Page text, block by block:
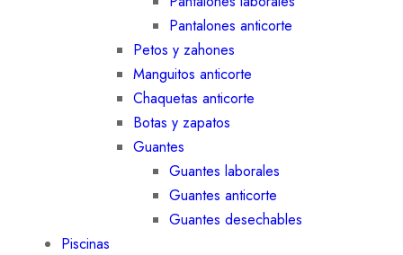
Pantalones anticorte
Petos y zahones
Manguitos anticorte
Chaquetas anticorte
Botas y zapatos
Guantes
Guantes laborales
Guantes anticorte
Guantes desechables
Piscinas